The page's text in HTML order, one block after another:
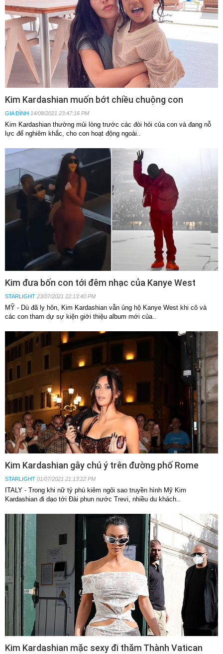
Kim Kardashian muốn bớt chiều chuộng con
GIA ĐÌNH 14/08/2021 23:47:16 PM
Kim Kardashian thường mủi lòng trước các đòi hỏi của con và đang nỗ
lực để nghiêm khắc, cho con hoạt động ngoài..
Kim đưa bốn con tới đêm nhạc của Kanye West
STARLIGHT 23/07/2021 22:13:40 PM
MỸ - Dù đã ly hôn, Kim Kardashian vẫn ủng hộ Kanye West khi cô và
các con tham dự sự kiện giới thiệu album mới của..
Kim Kardashian gây chú ý trên đường phố Rome
STARLIGHT 01/07/2021 21:13:22 PM
ITALY - Trong khi nữ tỷ phú kiêm ngôi sao truyền hình Mỹ Kim
Kardashian đi dạo tới Đài phun nước Trevi, nhiều du khách..
Kim Kardashian mặc sexy đi thăm Thành Vatican